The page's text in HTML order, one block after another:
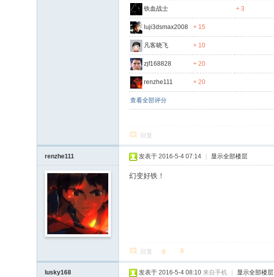
论
铁血战士 + 3
luji3dsmax2008 + 15
凡客晓飞 + 10
zjf168828 + 20
renzhe111 + 20
查看全部评分
回复
renzhe111 发表于 2016-5-4 07:14 显示全部楼层
幻变好铁！
回复
lusky168 发表于 2016-5-4 08:10 来自手机 显示全部楼层